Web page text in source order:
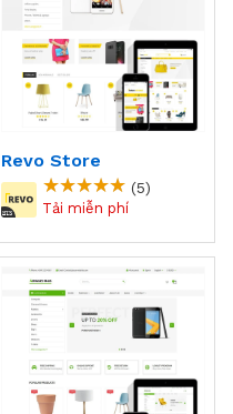
Revo Store
(5)